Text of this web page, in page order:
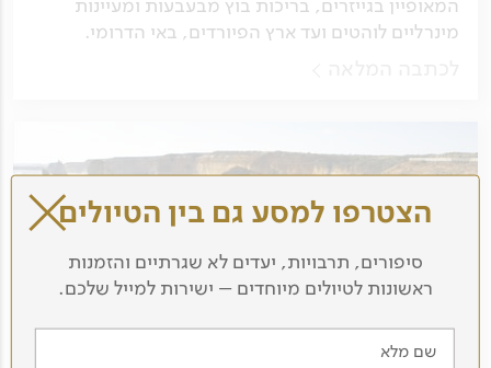
המאופיין בגייזרים, בריכות בוץ מבעבעות ומעיינות
מינרליים לוהטים ועד ארץ הפיורדים, באי הדרומי.
הצטרפו למסע גם בין הטיולים
סיפורים, תרבויות, יעדים לא שגרתיים והזמנות
ראשונות לטיולים מיוחדים – ישירות למייל שלכם.
שם מלא